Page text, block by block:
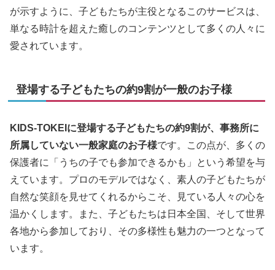
が示すように、子どもたちが主役となるこのサービスは、
単なる時計を超えた癒しのコンテンツとして多くの人々に
愛されています。
登場する子どもたちの約9割が一般のお子様
KIDS-TOKEIに登場する子どもたちの約9割が、事務所に
所属していない一般家庭のお子様です。この点が、多くの
保護者に「うちの子でも参加できるかも」という希望を与
えています。プロのモデルではなく、素人の子どもたちが
自然な笑顔を見せてくれるからこそ、見ている人々の心を
温かくします。また、子どもたちは日本全国、そして世界
各地から参加しており、その多様性も魅力の一つとなって
います。